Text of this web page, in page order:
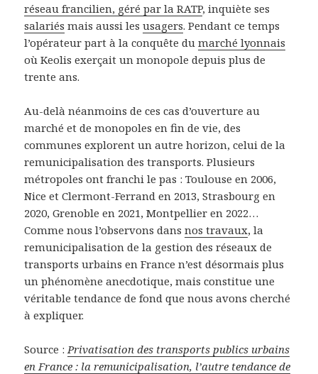
réseau francilien, géré par la RATP, inquiète ses
salariés mais aussi lesusagers. Pendant ce temps
l’opérateur part à la conquête dumarché lyonnais
où Keolis exerçait un monopole depuis plus de
trente ans.
Au-delà néanmoins de ces cas d’ouverture au
marché et de monopoles en fin de vie, des
communes explorent un autre horizon, celui de la
remunicipalisation des transports. Plusieurs
métropoles ont franchi le pas : Toulouse en 2006,
Nice et Clermont-Ferrand en 2013, Strasbourg en
2020, Grenoble en 2021, Montpellier en 2022…
Comme nous l’observons dansnos travaux, la
remunicipalisation de la gestion des réseaux de
transports urbains en France n’est désormais plus
un phénomène anecdotique, mais constitue une
véritable tendance de fond que nous avons cherché
à expliquer.
Source : Privatisation des transports publics urbains
en France : la remunicipalisation, l’autre tendance de